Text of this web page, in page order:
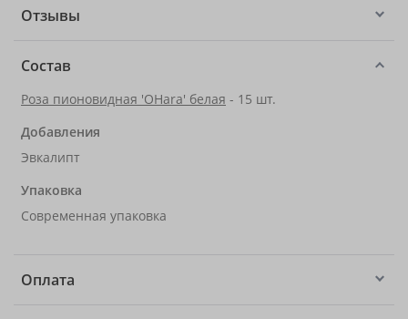
Отзывы
Состав
Роза пионовидная 'OHara' белая - 15 шт.
Добавления
Эвкалипт
Упаковка
Современная упаковка
Оплата